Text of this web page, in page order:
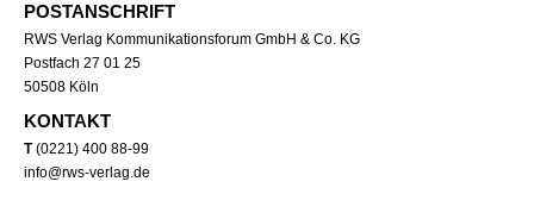
POSTANSCHRIFT
RWS Verlag Kommunikationsforum GmbH & Co. KG
Postfach 27 01 25
50508 Köln
KONTAKT
T(0221) 400 88-99
info@rws-verlag.de